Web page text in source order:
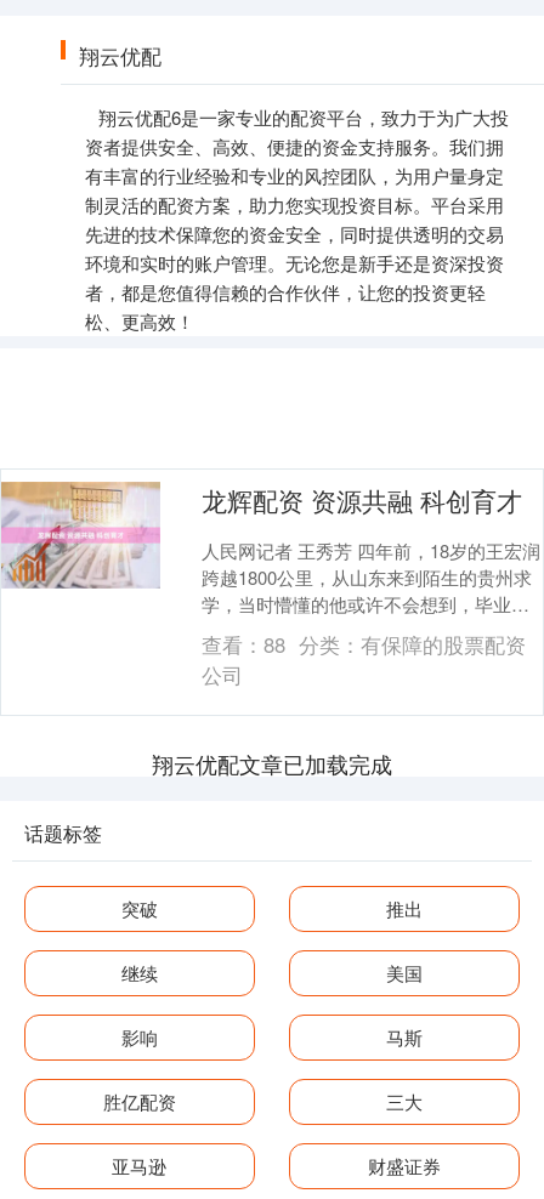
翔云优配
翔云优配6是一家专业的配资平台，致力于为广大投
资者提供安全、高效、便捷的资金支持服务。我们拥
有丰富的行业经验和专业的风控团队，为用户量身定
制灵活的配资方案，助力您实现投资目标。平台采用
先进的技术保障您的资金安全，同时提供透明的交易
环境和实时的账户管理。无论您是新手还是资深投资
者，都是您值得信赖的合作伙伴，让您的投资更轻
松、更高效！
龙辉配资 资源共融 科创育才
人民网记者 王秀芳 四年前，18岁的王宏润
跨越1800公里，从山东来到陌生的贵州求
学，当时懵懂的他或许不会想到，毕业时
能同时拿到哈佛、斯坦福等世界顶尖名校
的硕士....
查看：88 分类： 有保障的股票配资
公司
翔云优配文章已加载完成
话题标签
突破 推出
继续 美国
影响 马斯
胜亿配资 三大
亚马逊 财盛证券